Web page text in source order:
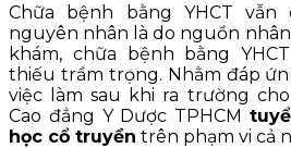
Chữa bệnh bằng YHCT
nguyên nhân là do nguồn
khám, chữa bệnh bằng
thiếu trầm trọng. Nhằm đáp
việc làm sau khi ra trường
Cao đẳng Y Dược TPHCM
học cổ truyền trên phạm vi cả